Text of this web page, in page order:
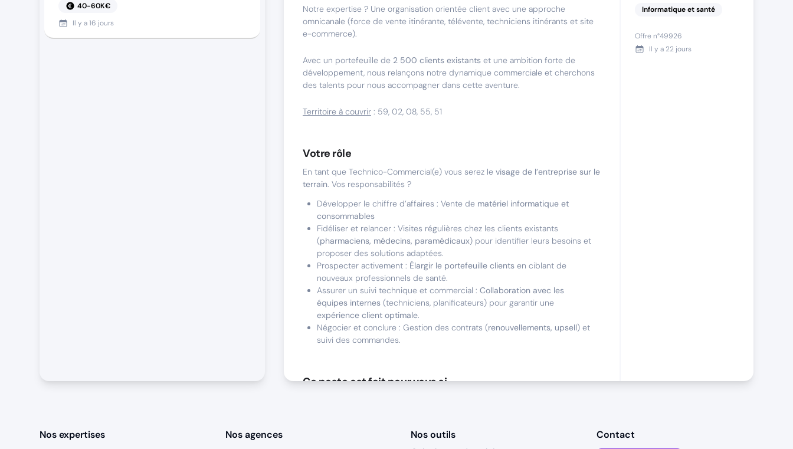
40-60K€
Il y a16 jours
Notre expertise ? Une organisation orientée client avec une approche
omnicanale (force de vente itinérante, télévente, techniciens itinérants et site
e-commerce).
Avec un portefeuille de 2 500 clients existants et une ambition forte de
développement, nous relançons notre dynamique commerciale et cherchons
des talents pour nous accompagner dans cette aventure.
Territoire à couvrir : 59, 02, 08, 55, 51
Votre rôle
En tant que Technico-Commercial(e) vous serez le visage de l’entreprise sur le
terrain. Vos responsabilités ?
Développer le chiffre d’affaires : Vente de matériel informatique et
consommables
Fidéliser et relancer : Visites régulières chez les clients existants
(pharmaciens, médecins, paramédicaux) pour identifier leurs besoins et
proposer des solutions adaptées.
Prospecter activement : Élargir le portefeuille clients en ciblant de
nouveaux professionnels de santé.
Assurer un suivi technique et commercial : Collaboration avec les
équipes internes (techniciens, planificateurs) pour garantir une
expérience client optimale.
Négocier et conclure : Gestion des contrats (renouvellements, upsell) et
suivi des commandes.
Ce poste est fait pour vous si
Résilience et adaptabilité: Savoir rebondir après un échec, et maintenir
Informatique et santé
Offre n°49926
Il y a 22 jours
Nos expertises
Nos agences
Nos outils
Contact